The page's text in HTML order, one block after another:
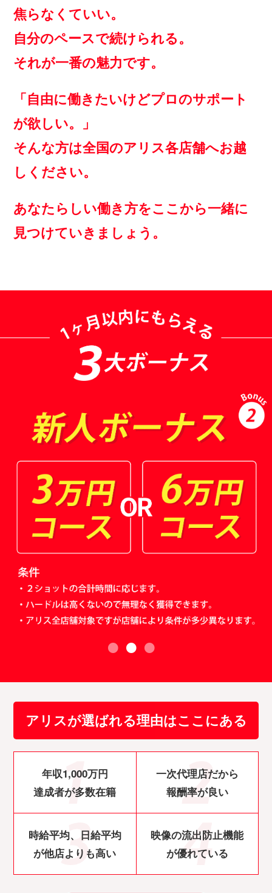
焦らなくていい。
自分のペースで続けられる。
それが一番の魅力です。
「自由に働きたいけどプロのサポート
が欲しい。」
そんな方は全国のアリス各店舗へお越
しください。
あなたらしい働き方をここから一緒に
見つけていきましょう。
アリスが選ばれる理由はここにある
年収1,000万円
達成者が多数在籍
一次代理店だから
報酬率が良い
時給平均、日給平均
が他店よりも高い
映像の流出防止機能
が優れている